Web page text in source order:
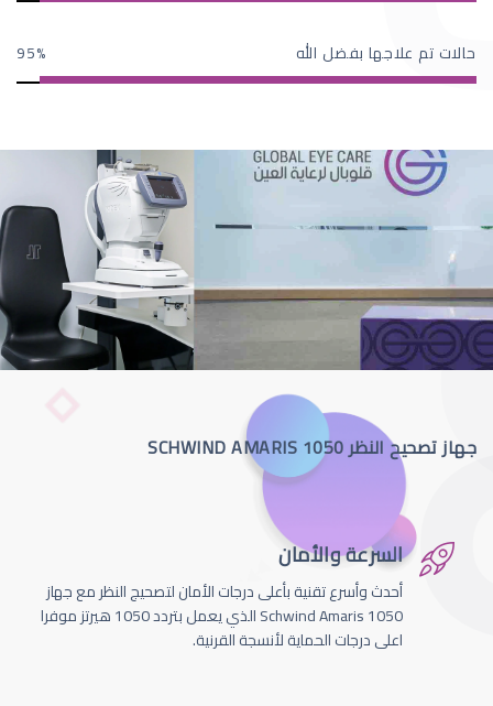
حالات تم علاجها بفضل الله 95
جهاز تصحيح النظر SCHWIND AMARIS 1050
السرعة والأمان
أحدث وأسرع تقنية بأعلى درجات الأمان لتصحيج النظر مع جهاز
Schwind Amaris 1050 الذي يعمل بتردد 1050 هيرتز موفرا
اعلى درجات الحماية لأنسجة القرنية.